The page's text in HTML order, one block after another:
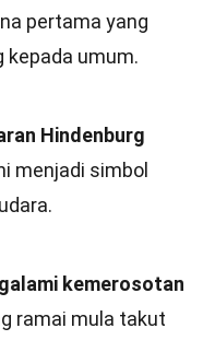
pertama yang
kepada umum.
Hindenburg
menjadi simbol
kemerosotan
ramai mula takut